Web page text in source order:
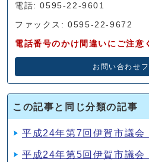
電話: 0595-22-9601
ファックス: 0595-22-9672
電話番号のかけ間違いにご注意
お問い合わせ
この記事と同じ分類の記事
平成24年第7回伊賀市議会
平成24年第5回伊賀市議会